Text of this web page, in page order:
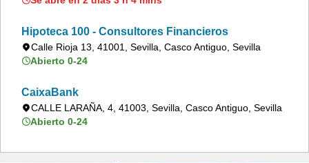
Hipoteca 100 - Consultores Financieros
Calle Rioja 13, 41001, Sevilla, Casco Antiguo, Sevilla
Abierto 0-24
CaixaBank
CALLE LARAÑA, 4, 41003, Sevilla, Casco Antiguo, Sevilla
Abierto 0-24